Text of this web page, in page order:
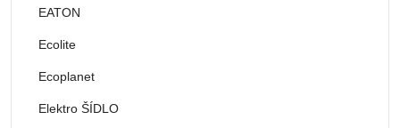
EATON
Ecolite
Ecoplanet
Elektro ŠÍDLO